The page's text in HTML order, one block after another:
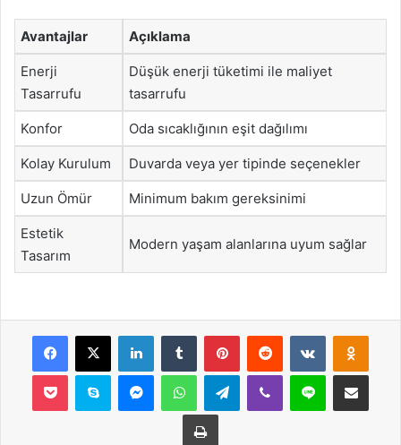
Avantajlar Açıklama
Enerji
Tasarrufu
Düşük enerji tüketimi ile maliyet
tasarrufu
Konfor Oda sıcaklığının eşit dağılımı
Kolay Kurulum Duvarda veya yer tipinde seçenekler
Uzun Ömür Minimum bakım gereksinimi
Estetik
Tasarım
Modern yaşam alanlarına uyum sağlar
Facebook
X LinkedInTumblr PinterestReddit VKontakte
Pocket Skype MessengerWhatsAppTelegramViber Line E-Posta ile
Yazdır